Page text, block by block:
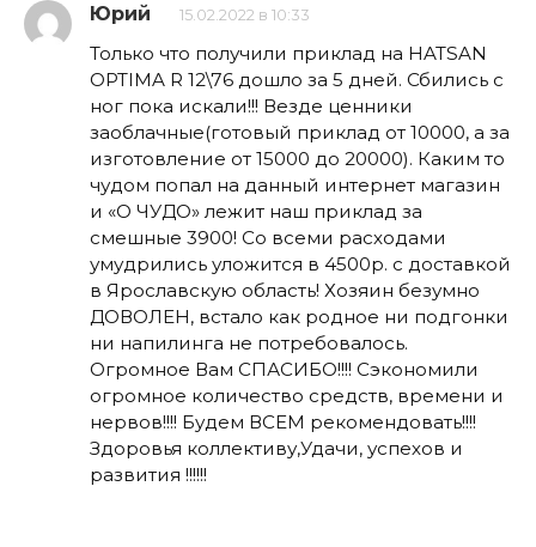
Юрий 15.02.2022 в 10:33
Только что получили приклад на HATSAN
OPTIMA R 12\76 дошло за 5 дней. Сбились с
ног пока искали!!! Везде ценники
заоблачные(готовый приклад от 10000, а за
изготовление от 15000 до 20000). Каким то
чудом попал на данный интернет магазин
и «О ЧУДО» лежит наш приклад за
смешные 3900! Со всеми расходами
умудрились уложится в 4500р. с доставкой
в Ярославскую область! Хозяин безумно
ДОВОЛЕН, встало как родное ни подгонки
ни напилинга не потребовалось.
Огромное Вам СПАСИБО!!!! Сэкономили
огромное количество средств, времени и
нервов!!!! Будем ВСЕМ рекомендовать!!!!
Здоровья коллективу,Удачи, успехов и
развития !!!!!!